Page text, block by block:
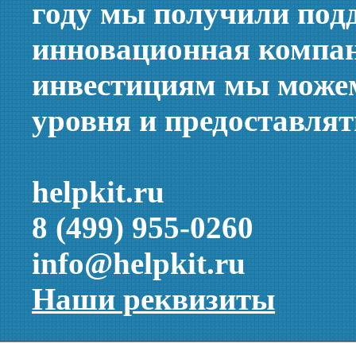
году мы получили
инновационная
инвестициям мы
уровня и
helpkit.ru
8 (499) 955-0260
info@helpkit.ru
Наши реквизиты